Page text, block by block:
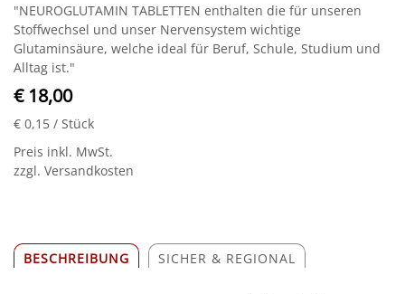
"NEUROGLUTAMIN TABLETTEN enthalten die für unseren
Stoffwechsel und unser Nervensystem wichtige
Glutaminsäure, welche ideal für Beruf, Schule, Studium und
Alltag ist."
€ 18,00
€ 0,15 / Stück
Preis inkl. MwSt.
zzgl. Versandkosten
BESCHREIBUNG SICHER & REGIONAL